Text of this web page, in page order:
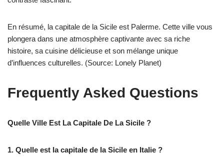
En résumé, la capitale de la Sicile est Palerme. Cette ville vous
plongera dans une atmosphère captivante avec sa riche
histoire, sa cuisine délicieuse et son mélange unique
d’influences culturelles. (Source: Lonely Planet)
Frequently Asked Questions
Quelle Ville Est La Capitale De La Sicile ?
1. Quelle est la capitale de la Sicile en Italie ?